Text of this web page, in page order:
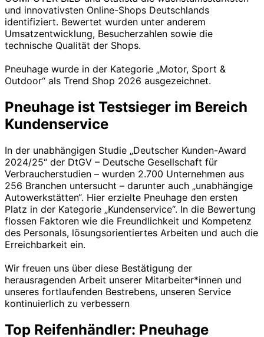
und innovativsten Online-Shops Deutschlands
identifiziert. Bewertet wurden unter anderem
Umsatzentwicklung, Besucherzahlen sowie die
technische Qualität der Shops.
Pneuhage wurde in der Kategorie „Motor, Sport &
Outdoor“ als Trend Shop 2026 ausgezeichnet.
Pneuhage ist Testsieger im Bereich
Kundenservice
In der unabhängigen Studie „Deutscher Kunden-Award
2024/25“ der DtGV – Deutsche Gesellschaft für
Verbraucherstudien – wurden 2.700 Unternehmen aus
256 Branchen untersucht – darunter auch „unabhängige
Autowerkstätten“. Hier erzielte Pneuhage den ersten
Platz in der Kategorie „Kundenservice“. In die Bewertung
flossen Faktoren wie die Freundlichkeit und Kompetenz
des Personals, lösungsorientiertes Arbeiten und auch die
Erreichbarkeit ein.
Wir freuen uns über diese Bestätigung der
herausragenden Arbeit unserer Mitarbeiter*innen und
unseres fortlaufenden Bestrebens, unseren Service
kontinuierlich zu verbessern
Top Reifenhändler: Pneuhage